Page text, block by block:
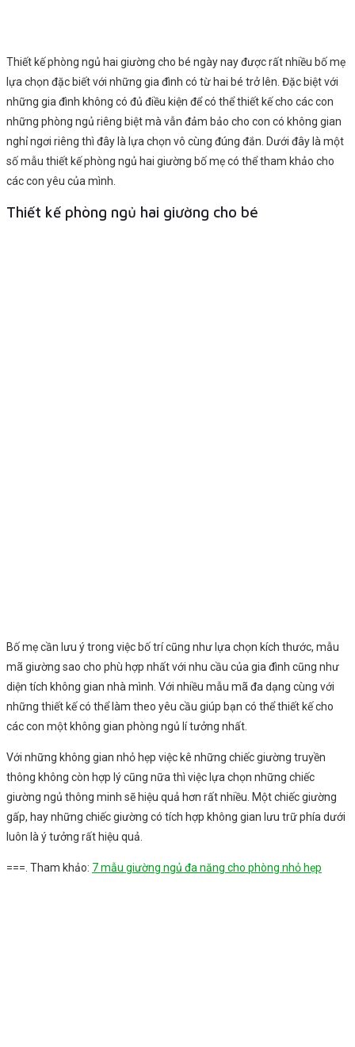
Thiết kế phòng ngủ hai giường cho bé ngày nay được rất nhiều bố mẹ
lựa chọn đặc biết với những gia đình có từ hai bé trở lên. Đặc biệt với
những gia đình không có đủ điều kiện để có thể thiết kế cho các con
những phòng ngủ riêng biệt mà vẫn đảm bảo cho con có không gian
nghỉ ngơi riêng thì đây là lựa chọn vô cùng đúng đắn. Dưới đây là một
số mẫu thiết kế phòng ngủ hai giường bố mẹ có thể tham khảo cho
các con yêu của mình.
Thiết kế phòng ngủ hai giường cho bé
Bố mẹ cần lưu ý trong việc bố trí cũng như lựa chọn kích thước, mẫu
mã giường sao cho phù hợp nhất với nhu cầu của gia đình cũng như
diện tích không gian nhà mình. Với nhiều mẫu mã đa dạng cùng với
những thiết kế có thể làm theo yêu cầu giúp bạn có thể thiết kế cho
các con một không gian phòng ngủ lí tưởng nhất.
Với những không gian nhỏ hẹp việc kê những chiếc giường truyền
thông không còn hợp lý cũng nữa thì việc lựa chọn những chiếc
giường ngủ thông minh sẽ hiệu quả hơn rất nhiều. Một chiếc giường
gấp, hay những chiếc giường có tích hợp không gian lưu trữ phía dưới
luôn là ý tưởng rất hiệu quả.
===. Tham khảo: 7 mẫu giường ngủ đa năng cho phòng nhỏ hẹp